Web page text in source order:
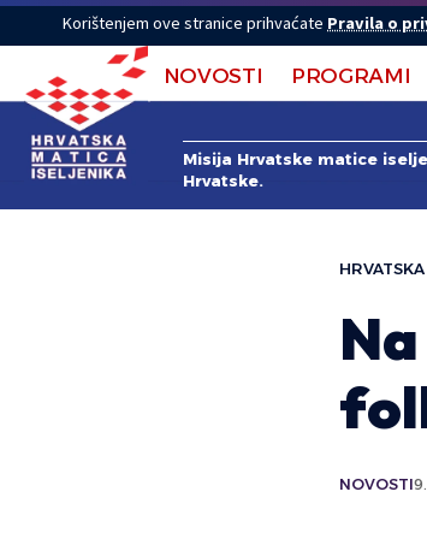
Korištenjem ove stranice prihvaćate Pravila o
NOVOSTI PROGRAMI
Misija Hrvatske matice
Hrvatske.
NOVOSTI